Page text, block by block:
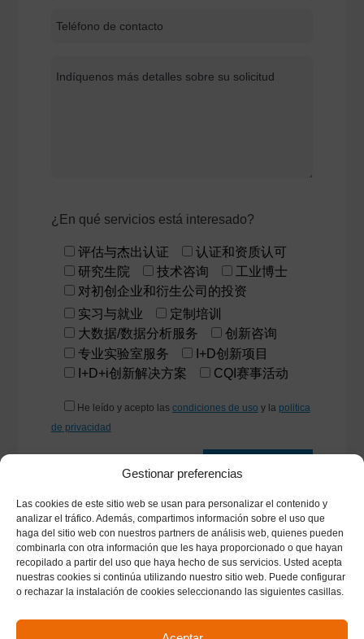
Gestionar preferencias
Las cookies de este sitio web se usan para personalizar el contenido y
analizar el tráfico. Además, compartimos información sobre el uso que
haga del sitio web con nuestros partners de análisis web, quienes pueden
combinarla con otra información que les haya proporcionado o que hayan
recopilado a partir del uso que haya hecho de sus servicios. Usted acepta
nuestras cookies si continúa utilizando nuestro sitio web. Puede configurar
o rechazar la instalación de cookies seleccionando las siguientes casillas.
¿En qué servicios está interesado?
评估与杰出认证
认证和资质认可
研究生院
技术咨询
工业博士
对初创企业和衍生公司的投资
实习与就业
定制培训
大数据/数据分析服务
创新咨询
专业实验室服务
I+D创新项目
I+D+i创新解决方案
CQI赛事活动
He leído y acepto las condiciones de uso y la politica
de privacidad
Cómo llegar|Planos|Contacto
Universitat Politècnica de València © 2026 ·Tel.